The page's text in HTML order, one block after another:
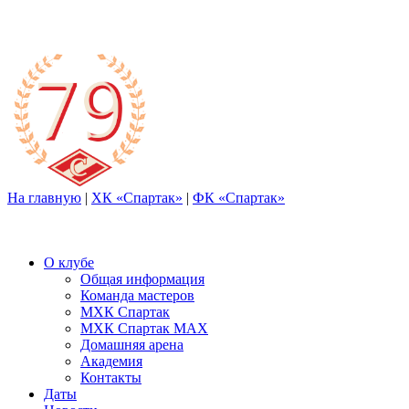
На главную | ХК «Спартак» | ФК «Спартак»
О клубе
Общая информация
Команда мастеров
МХК Спартак
МХК Спартак МАХ
Домашняя арена
Академия
Контакты
Даты